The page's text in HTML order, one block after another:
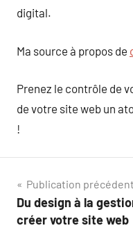
digital.
Ma source à propos de
Prenez le contrôle de
de votre site web un
!
Navigation
de
Publication
Du design à la
créer votre site web